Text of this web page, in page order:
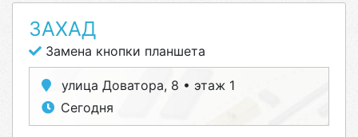
ЗАХАД
Замена кнопки планшета
улица Доватора, 8 • этаж 1
Сегодня